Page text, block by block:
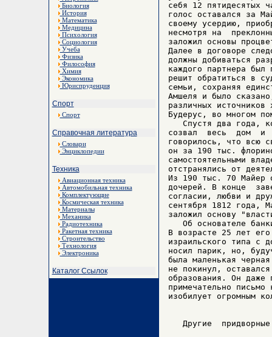
Биология
История
Математика
Медицина
Психология
Социология
Учеба
Физика
Философия
Химия
Экономика
Юриспруденция
Спорт
Спорт
Справочная литература
Словари
Энциклопедии
Техника
Авиационная техника
Автомобильная техника
Комплектующие
Космическая техника
Материалы
Механика
Радиотехника
Ракетная техника
Строительство
Технология
Электроника
Каталог Ссылок
себя 12 пятидесятых
голос оставался за
своему усердию,
несмотря на
заложил основы
Далее в договоре
должны добиваться
каждого партнера
решит обратиться в
семьи, сохраняя
Амшеля и было
различных
Будерус, во многом
Спустя два года,
созвал  весь  дом  и
говорилось, что всю
он за 190 тыс.
самостоятельными
отстранялись от
Из 190 тыс. 70 Майер
дочерей. В конце
согласии, любви и
сентября 1812 года,
заложил основу
Об основателе
В возрасте 25 лет его
израильского типа с
носил парик, но,
была маленькая
не покинул,
образования. Он даже
примечательно
изобилует огромным